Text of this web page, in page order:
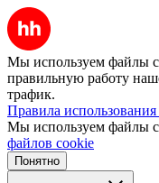
Мы используем файлы
правильную работу
трафик.
Правила
Мы используем файлы
файлов cookie
Понятно